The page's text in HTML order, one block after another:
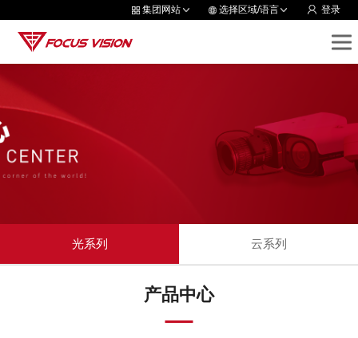
集团网站 选择区域/语言 登录
光系列 云系列
产品中心